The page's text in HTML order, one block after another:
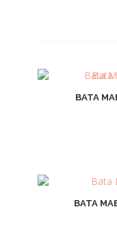
BATA
BATA